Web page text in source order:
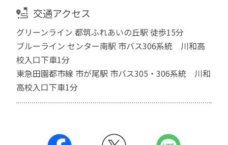
交通アクセス
グリーンライン 都筑ふれあいの丘駅 徒歩15分
ブルーライン センター南駅 市バス306系統 川和高
校入口下車1分
東急田園都市線 市が尾駅 市バス305・306系統 川和
高校入口下車1分